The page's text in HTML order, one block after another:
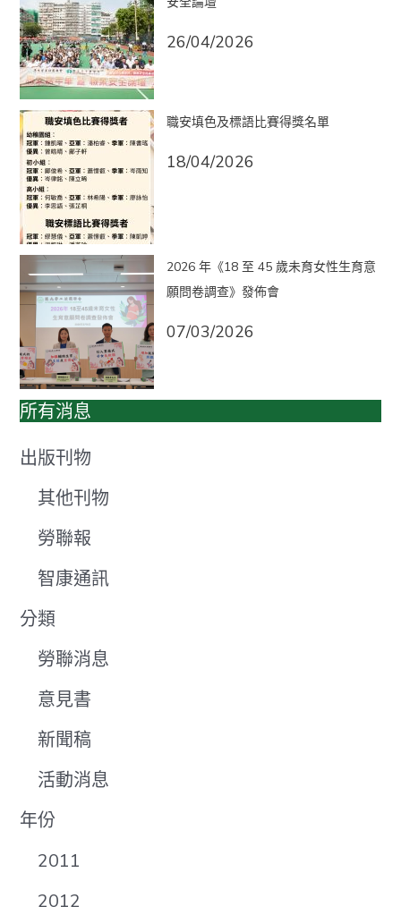
26/04/2026
職安填色及標語比賽得獎名單
18/04/2026
2026 年《18 至 45 歲未育女性生育意
願問卷調查》發佈會
07/03/2026
所有消息
出版刊物
其他刊物
勞聯報
智康通訊
分類
勞聯消息
意見書
新聞稿
活動消息
年份
2011
2012